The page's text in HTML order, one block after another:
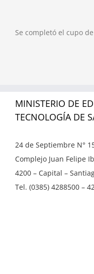
Se completó el cupo
MINISTERIO DE
TECNOLOGÍA DE
24 de Septiembre N°
Complejo Juan Felipe
4200 – Capital –
Tel. (0385) 4288500 –